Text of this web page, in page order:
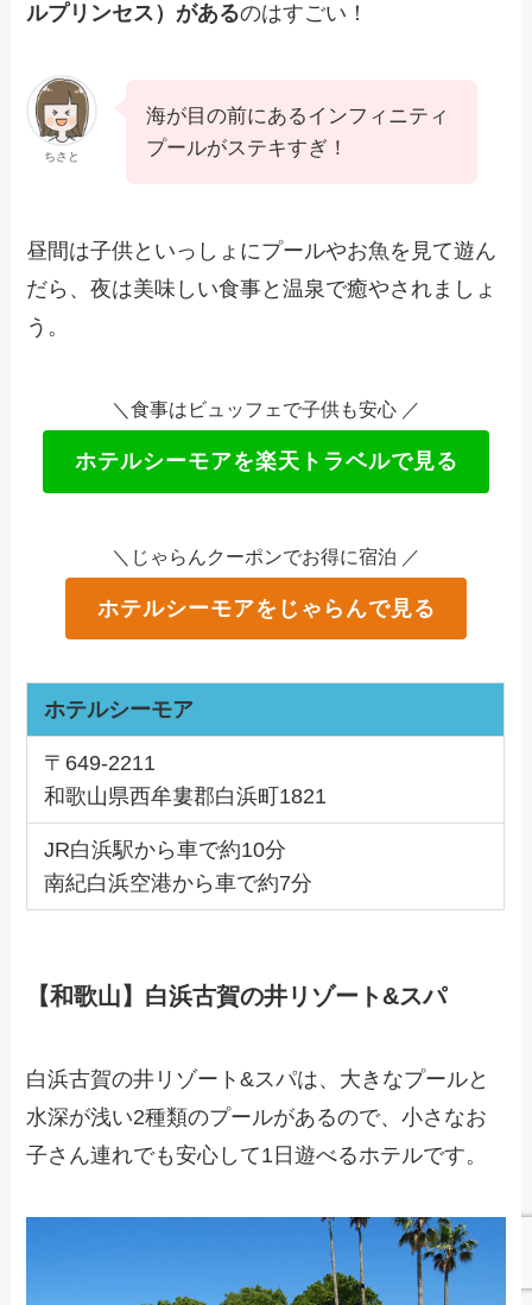
ルプリンセス）があるのはすごい！
ちさと
海が目の前にあるインフィニティ
プールがステキすぎ！
昼間は子供といっしょにプールやお魚を見て遊ん
だら、夜は美味しい食事と温泉で癒やされましょ
う。
＼食事はビュッフェで子供も安心 ／
ホテルシーモアを楽天トラベルで見る
＼じゃらんクーポンでお得に宿泊 ／
ホテルシーモアをじゃらんで見る
ホテルシーモア
〒649-2211
和歌山県西牟婁郡白浜町1821
JR白浜駅から車で約10分
南紀白浜空港から車で約7分
【和歌山】白浜古賀の井リゾート&スパ
白浜古賀の井リゾート&スパは、大きなプールと
水深が浅い2種類のプールがあるので、小さなお
子さん連れでも安心して1日遊べるホテルです。